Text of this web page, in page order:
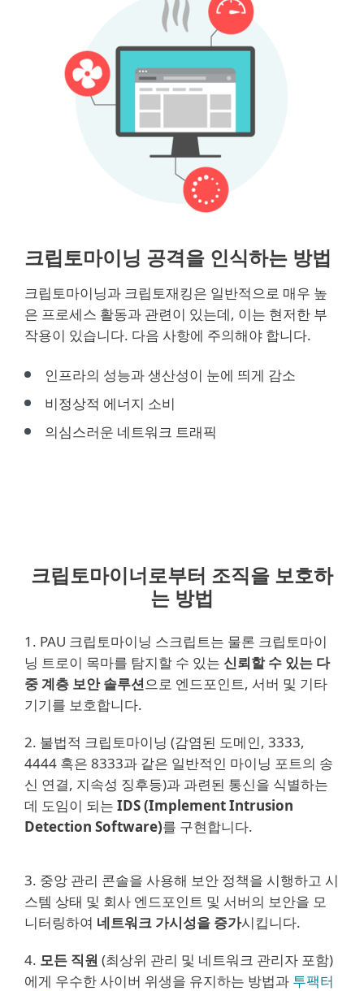
크립토마이닝 공격을 인식하는 방법
크립토마이닝과 크립토재킹은 일반적으로 매우 높
은 프로세스 활동과 관련이 있는데, 이는 현저한 부
작용이 있습니다. 다음 사항에 주의해야 합니다.
인프라의 성능과 생산성이 눈에 띄게 감소
비정상적 에너지 소비
의심스러운 네트워크 트래픽
크립토마이너로부터 조직을 보호하
는 방법
1. PAU 크립토마이닝 스크립트는 물론 크립토마이
닝 트로이 목마를 탐지할 수 있는 신뢰할 수 있는 다
중 계층 보안 솔루션으로 엔드포인트, 서버 및 기타
기기를 보호합니다.
2. 불법적 크립토마이닝 (감염된 도메인, 3333,
4444 혹은 8333과 같은 일반적인 마이닝 포트의 송
신 연결, 지속성 징후등)과 과련된 통신을 식별하는
데 도임이 되는 IDS (Implement Intrusion
Detection Software)를 구현합니다.
3. 중앙 관리 콘솔을 사용해 보안 정책을 시행하고 시
스템 상태 및 회사 엔드포인트 및 서버의 보안을 모
니터링하여 네트워크 가시성을 증가시킵니다.
4. 모든 직원 (최상위 관리 및 네트워크 관리자 포함)
에게 우수한 사이버 위생을 유지하는 방법과 투팩터